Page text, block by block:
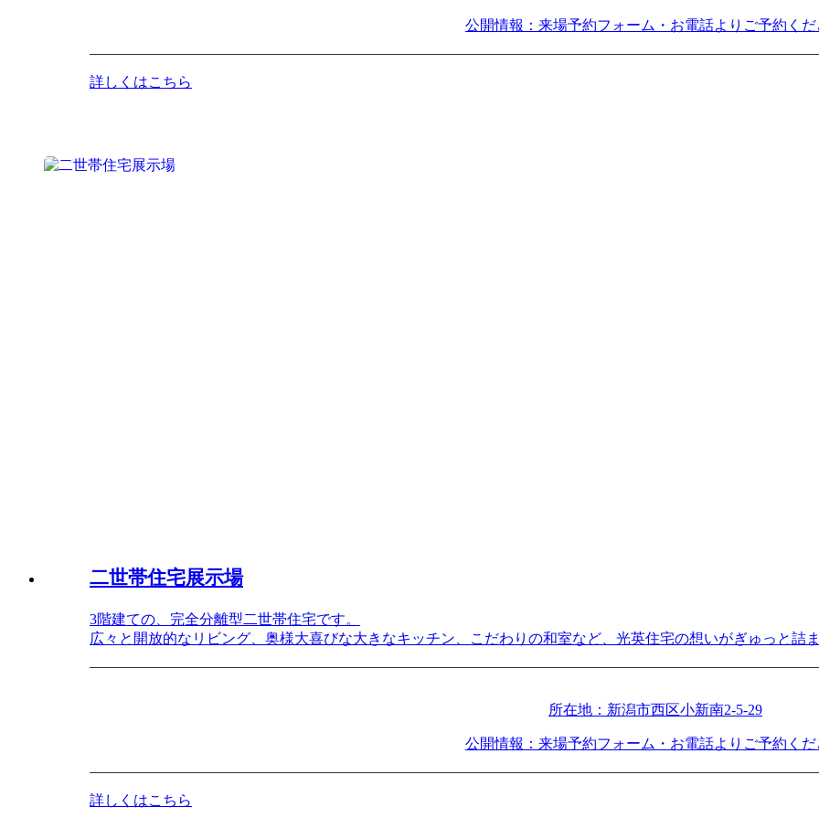
公開情報：来場予約フォーム・お電話よりご予約く
詳しくはこちら
二世帯住宅展示場
3階建ての、完全分離型二世帯住宅です。
広々と開放的なリビング、奥様大喜びな大きなキッチン、こだわりの和室など、光英住宅の想いがぎゅっと詰
所在地：新潟市西区小新南2-5-29
公開情報：来場予約フォーム・お電話よりご予約く
詳しくはこちら